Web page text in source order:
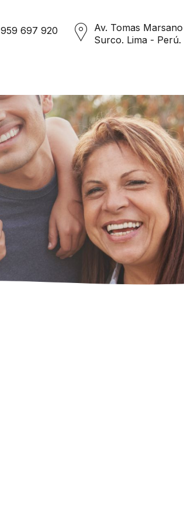
Av. Tomas
Surco. Lima - Perú.
959 697 920